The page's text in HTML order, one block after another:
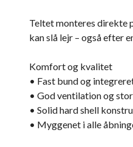
Teltet monteres direkte
kan slå lejr – også efter
Komfort og kvalitet
• Fast bund og
• God ventilation og
• Solid hard shell
• Myggenet i alle